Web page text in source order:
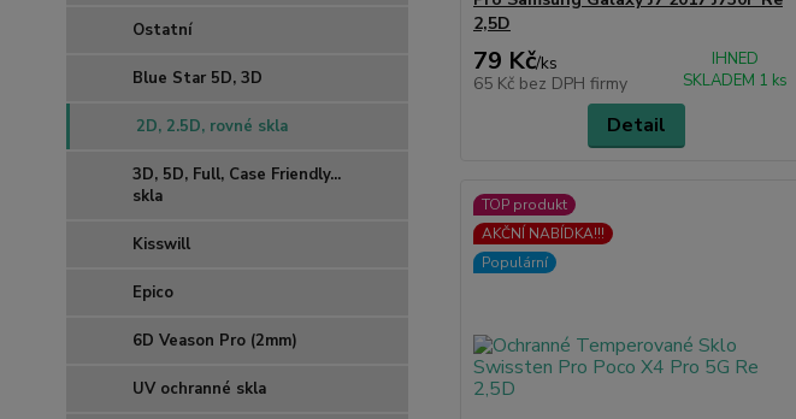
Ostatní
Blue Star 5D, 3D
2D, 2.5D, rovné skla
3D, 5D, Full, Case Friendly...
skla
Kisswill
Epico
6D Veason Pro (2mm)
UV ochranné skla
2,5D
79 Kč/ks
65 Kč bez DPH firmy
IHNED
SKLADEM 1 ks
Detail
TOP produkt
AKČNÍ NABÍDKA!!!
Populární